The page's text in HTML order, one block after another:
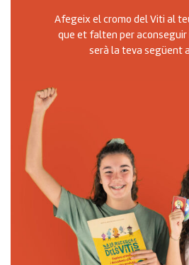
Afegeix el cromo del Viti al
que et falten per aconseguir
serà la teva següent